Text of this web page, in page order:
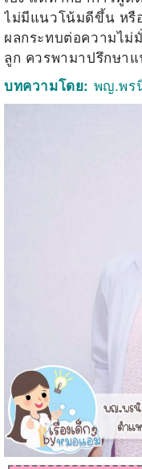
ไม่มีแนวโน้มดีขึ้น หรื
ผลกระทบต่อความไม่
ลูก ควรพามาปรึกษา
บทความโดย: พญ.พร